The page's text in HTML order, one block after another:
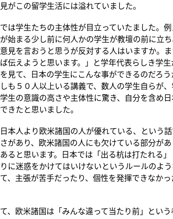
がこの留学生活には溢れていました。
は学生たちの主体性が目立っていたました。
始まる少し前に何人かの学生が教壇の前に立
見を言おうと思うが反対する人はいますか。
伝えようと思います。」と学年代表らしき学
見て、日本の学生にこんな事ができるのだろ
も５０人以上いる講義で、数人の学生自らが
生の意識の高さや主体性に驚き、自分を含め
きたと思いました。
本人より欧米諸国の人が優れている、という
があり、欧米諸国の人にも欠けている部分があ
ると思います。日本では「出る杭は打たれる
に迷惑をかけてはいけないというルールのよ
、主張が苦手だったり、個性を発揮できなか
、欧米諸国は「みんな違って当たり前」とい